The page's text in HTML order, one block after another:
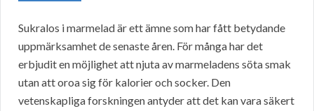
Sukralos i marmelad är ett ämne som har fått betydande
uppmärksamhet de senaste åren. För många har det
erbjudit en möjlighet att njuta av marmeladens söta smak
utan att oroa sig för kalorier och socker. Den
vetenskapliga forskningen antyder att det kan vara säkert